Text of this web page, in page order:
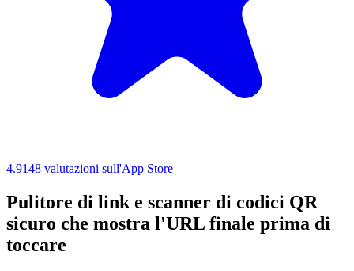
4.9148 valutazioni sull'App Store
Pulitore di link e scanner di codici QR
sicuro che mostra l'URL finale prima di
toccare